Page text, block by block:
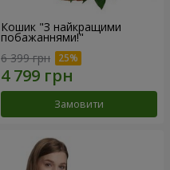
Кошик "З найкращими
побажаннями!"
6 399 грн
Замовити